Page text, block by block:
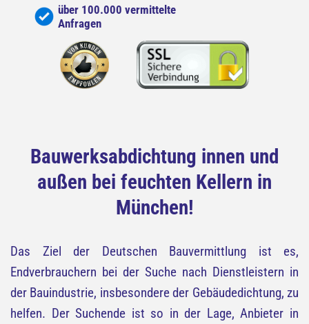
über 100.000 vermittelte
Anfragen
Bauwerksabdichtung innen und
außen bei feuchten Kellern in
München!
Das Ziel der Deutschen Bauvermittlung ist es,
Endverbrauchern bei der Suche nach Dienstleistern in
der Bauindustrie, insbesondere der Gebäudedichtung, zu
helfen. Der Suchende ist so in der Lage, Anbieter in